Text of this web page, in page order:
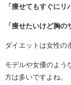
「痩せてもすぐにリ
「痩せたいけど胸の
ダイエットは女性の
モデルや女優のよう
方は多いですよね。